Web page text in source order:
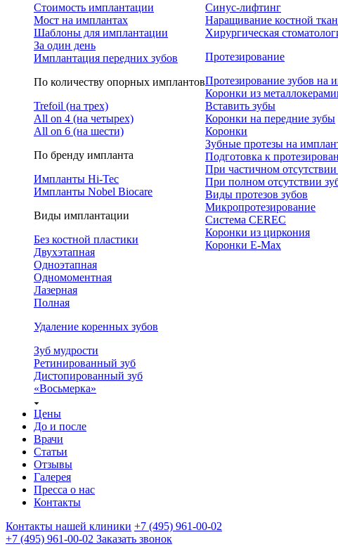
Стоимость имплантации
Мост на имплантах
Шаблоны для имплантации
За один день
Имплантация передних зубов
По количеству опорных имплантов
Trefoil (на трех)
All on 4 (на четырех)
All on 6 (на шести)
По бренду импланта
Импланты Hi-Tec
Импланты Nobel Biocare
Виды имплантации
Без костной пластики
Двухэтапная
Одноэтапная
Одномоментная
Лазерная
Полная
Синус-лифтинг
Наращивание костной
Хирургическая
Протезирование
Протезирование зубов на
Коронки из
Вставить зубы
Коронки на передние зубы
Коронки
Зубные протезы на
Подготовка к
При частичном отсутствии
При полном отсутствии
Виды протезов зубов
Микропротезирование
Система CEREC
Коронки из циркония
Коронки E-Max
Удаление коренных зубов
Зуб мудрости
Ретинированный зуб
Дистопированный зуб
«Восьмерка»
Цены
До и после
Врачи
Статьи
Отзывы
Галерея
Пресса о нас
Контакты
Контакты нашей клиники +7 (495) 961-00-02
+7 (495) 961-00-02 Заказать звонок